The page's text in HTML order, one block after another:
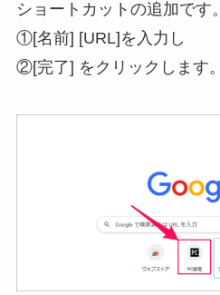
ショートカットの追加です。
①[名前] [URL]を入力し
②[完了] をクリックします。